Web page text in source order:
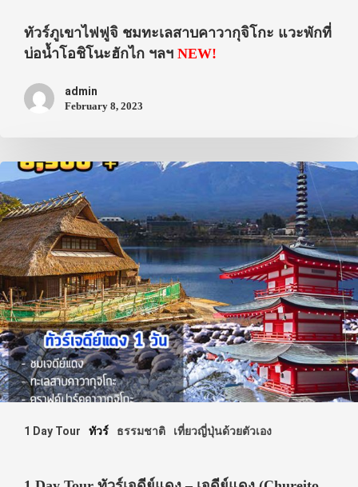
ทัวร์ภูเขาไฟฟูจิ ชมทะเลสาบคาวากุจิโกะ แวะพักที่
บ่อน้ำโอชิโนะฮักไก ฯลฯ NEW!
admin
February 8, 2023
1 Day Tour ทัวร์ ธรรมชาติ เที่ยวญี่ปุ่นด้วยตัวเอง